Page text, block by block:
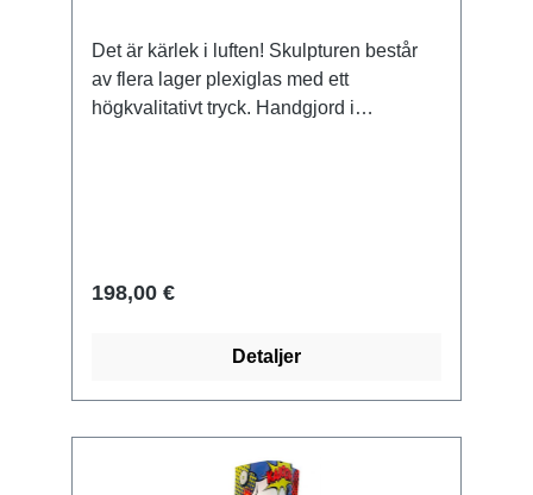
Det är kärlek i luften! Skulpturen består
av flera lager plexiglas med ett
högkvalitativt tryck. Handgjord i
198,00 €
Detaljer